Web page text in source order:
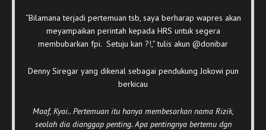
“Bilamana terjadi pertemuan tsb, saya berharap wapres akan
meyampaikan perintah kepada HRS untuk segera
membubarkan fpi. Setuju kan ?!,” tulis akun @donibar
Denny Siregar yang dikenal sebagai pendukung Jokowi pun
berkicau
Maaf, Kyai.. Pertemuan itu hanya membesarkan nama Rizik,
seolah dia dianggap penting. Apa pentingnya bertemu dgn